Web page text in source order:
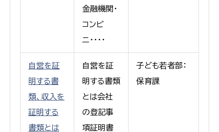
金融機関・
コンビ
ニ・・・・
自営を証
明する書
類、収入を
証明する
書類とは
自営を証
明する書類
とは会社
の登記事
項証明書
子ども若者部：
保育課